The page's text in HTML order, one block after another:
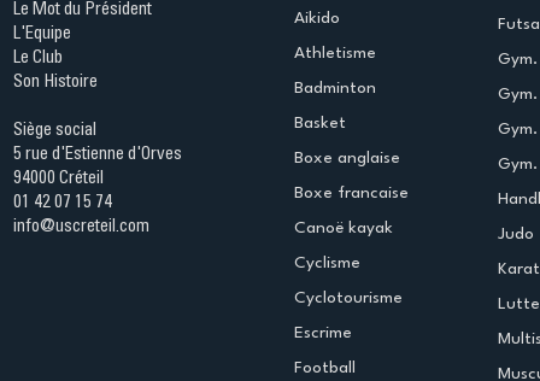
Le Mot du Président
L'Equipe
Le Club
Son Histoire
Siège social
5 rue d'Estienne d'Orves
94000 Créteil
01 42 07 15 74
info@uscreteil.com
Aikido
Athletisme
Badminton
Basket
Boxe anglaise
Boxe francaise
Canoë kayak
Cyclisme
Cyclotourisme
Escrime
Football
Judo
Lutte